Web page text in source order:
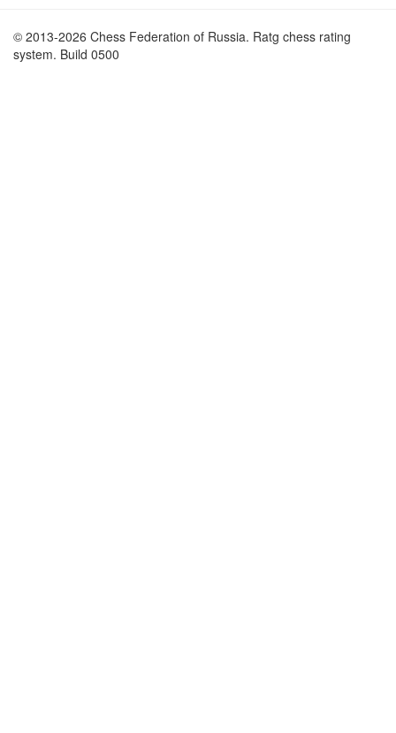
© 2013-2026 Chess Federation of Russia. Ratg chess rating
system. Build 0500